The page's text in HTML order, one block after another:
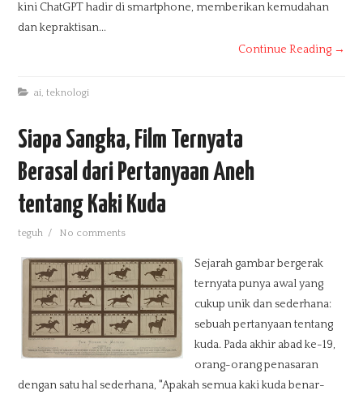
kini ChatGPT hadir di smartphone, memberikan kemudahan
dan kepraktisan...
Continue Reading →
ai,teknologi
Siapa Sangka, Film Ternyata
Berasal dari Pertanyaan Aneh
tentang Kaki Kuda
teguh / No comments
Sejarah gambar bergerak
ternyata punya awal yang
cukup unik dan sederhana:
sebuah pertanyaan tentang
kuda. Pada akhir abad ke-19,
orang-orang penasaran
dengan satu hal sederhana, "Apakah semua kaki kuda benar-